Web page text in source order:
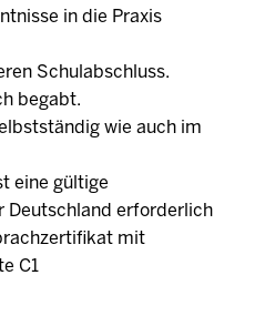
in die Praxis
Schulabschluss.
begabt.
wie auch im
eine gültige
Deutschland erforderlich
mit
C1